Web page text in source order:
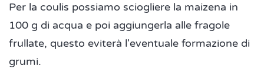
Per la coulis possiamo sciogliere la maizena in
100 g di acqua e poi aggiungerla alle fragole
frullate, questo eviterà l'eventuale formazione di
grumi.